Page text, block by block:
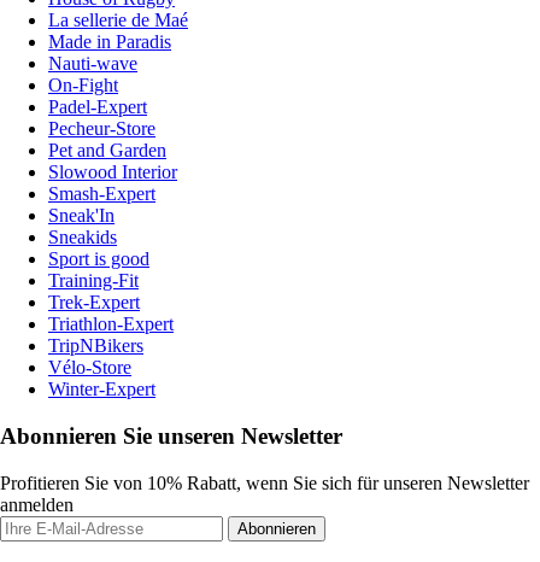
La sellerie de Maé
Made in Paradis
Nauti-wave
On-Fight
Padel-Expert
Pecheur-Store
Pet and Garden
Slowood Interior
Smash-Expert
Sneak'In
Sneakids
Sport is good
Training-Fit
Trek-Expert
Triathlon-Expert
TripNBikers
Vélo-Store
Winter-Expert
Abonnieren Sie unseren Newsletter
Profitieren Sie von 10% Rabatt, wenn Sie sich für unseren Newsletter
anmelden
Abonnieren